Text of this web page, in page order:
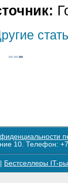
10. Телефон:
Бестселлеры IT-